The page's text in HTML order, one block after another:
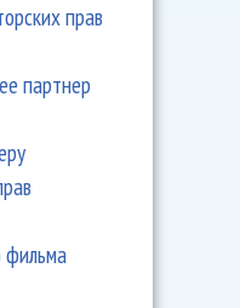
прав
партнер
фильма